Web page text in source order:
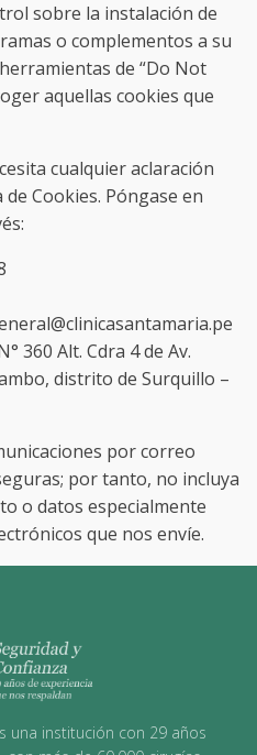
sobre la instalación de
o complementos a su
de “Do Not
aquellas cookies que
cualquier aclaración
Cookies. Póngase en
360 Alt. Cdra 4 de Av.
distrito de Surquillo –
por correo
por tanto, no incluya
o datos especialmente
que nos envíe.
una institución con 29 años